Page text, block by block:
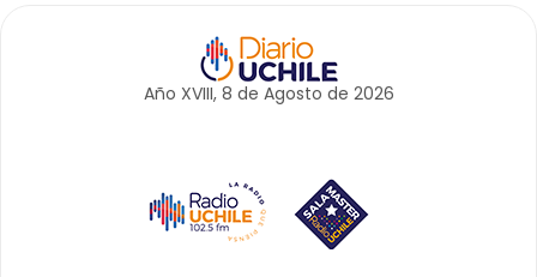
Año XVIII, 8 de Agosto de 2026